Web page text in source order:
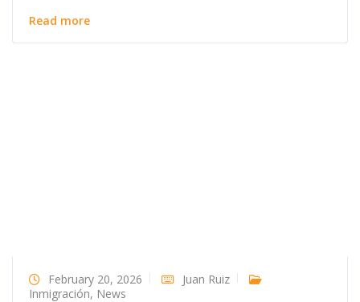
Read more
February 20, 2026
Juan Ruiz
Inmigración, News